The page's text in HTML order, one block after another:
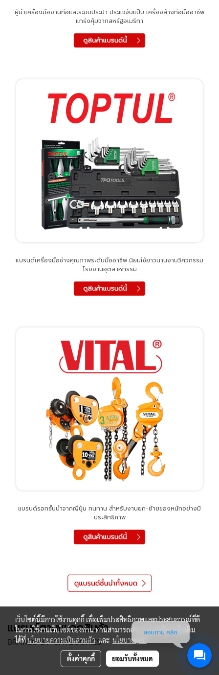
ผู้นำเครื่องมืองานท่อและระบบประปา ประแจจับแป๊บ เครื่องล้างท่อมืออาชีพ
แกร่งคุ้มจากสหรัฐอเมริกา
แบรนด์เครื่องมือช่างคุณภาพระดับมืออาชีพ นิยมใช้ยาวนานงานวิศวกรรม
โรงงานอุตสาหกรรม
แบรนด์รอกชั้นนำจากญี่ปุ่น ทนทาน สำหรับงานยก-ย้ายของหนักอย่างมี
ประสิทธิภาพ
แบรนด์ตามหมวดสินค้า
BRANDS BY CATEGORIES
เว็บไซต์นี้มีการใช้งานคุกกี้ เพื่อเพิ่มประสิทธิภาพและประสบการณ์ที่ดี
ในการใช้งานเว็บไซต์ของท่าน ท่านสามารถอ่านรายละเอียดเพิ่มเติม
ได้ที่นโยบายความเป็นส่วนตัวและ นโยบายคุกกี้
ตั้งค่าคุกกี้ ยอมรับทั้งหมด
สอบถาม คลิก